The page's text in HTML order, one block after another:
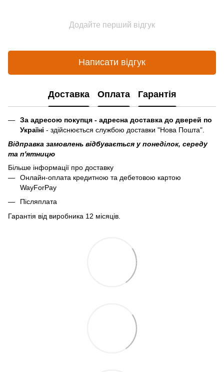
Додайте перший відгук
Написати відгук
Доставка Оплата Гарантія
За адресою покупця - адресна доставка до дверей по
Україні - здійснюється службою доставки "Нова Пошта".
Відправка замовлень відбувається у понеділок, середу
та п'ятницю
Більше інформації про доставку
Онлайн-оплата кредитною та дебетовою картою
WayForPay
Післяплата
Гарантія від виробника 12 місяців.